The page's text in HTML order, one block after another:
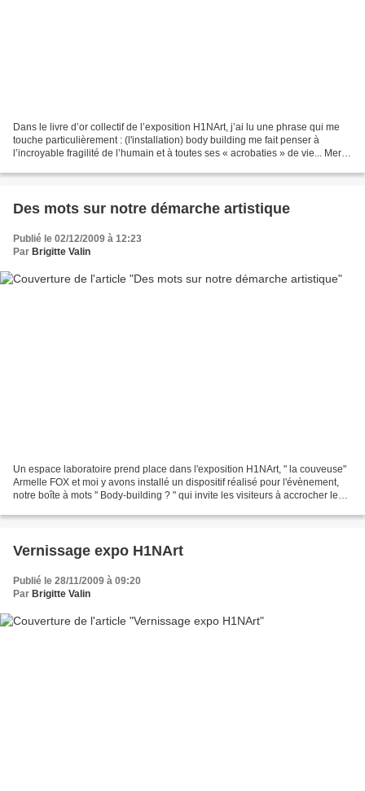
Dans le livre d’or collectif de l’exposition H1NArt, j’ai lu une phrase qui me
touche particulièrement : (l'installation) body building me fait penser à
l’incroyable fragilité de l’humain et à toutes ses « acrobaties » de vie... Merci
Des mots sur notre démarche artistique
Publié le 02/12/2009 à 12:23
Par Brigitte Valin
Un espace laboratoire prend place dans l'exposition H1NArt, " la couveuse"
Armelle FOX et moi y avons installé un dispositif réalisé pour l'évènement,
notre boîte à mots " Body-building ? " qui invite les visiteurs à accrocher leurs
Vernissage expo H1NArt
Publié le 28/11/2009 à 09:20
Par Brigitte Valin